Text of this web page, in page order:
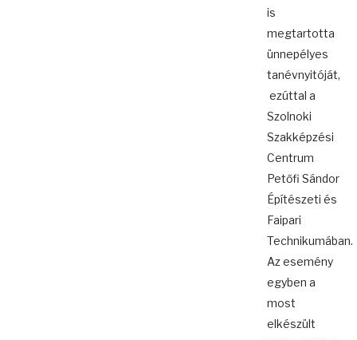
is
megtartotta
ünnepélyes
tanévnyitóját,
ezúttal a
Szolnoki
Szakképzési
Centrum
Petőfi Sándor
Építészeti és
Faipari
Technikumában.
Az esemény
egyben a
most
elkészült